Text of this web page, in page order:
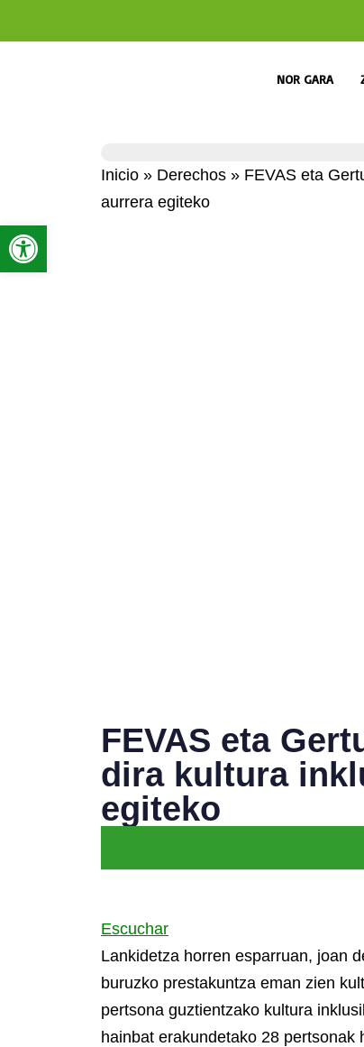
NOR GARA
Inicio » Derechos » FEVAS eta
aurrera egiteko
FEVAS eta
dira kultura
egiteko
Escuchar
Lankidetza horren esparruan, joan
buruzko prestakuntza eman zien
pertsona guztientzako kultura
hainbat erakundetako 28 pertsonak
Open toolbar